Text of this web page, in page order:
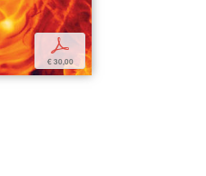
p
€ 30,00